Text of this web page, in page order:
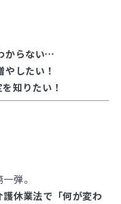
からない…
したい！
知りたい！
弾。
休業法で「何が変わ